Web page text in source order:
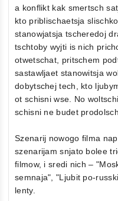
a konflikt kak smertsch
kto priblischaetsja
stanowjatsja tscheredoj
tschtoby wyjti is nich
otwetschat, pritschem
sastawljaet stanowitsja
dobytschej tech, kto
ot schisni wse. No
schisni ne budet
Szenarij nowogo filma
szenarijam snjato bolee
filmow, i sredi nich –
semnaja", "Ljubit po-
lenty.